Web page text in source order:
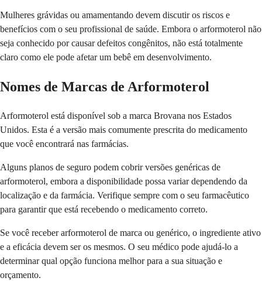
Mulheres grávidas ou amamentando devem discutir os riscos e
benefícios com o seu profissional de saúde. Embora o arformoterol não
seja conhecido por causar defeitos congênitos, não está totalmente
claro como ele pode afetar um bebê em desenvolvimento.
Nomes de Marcas de Arformoterol
Arformoterol está disponível sob a marca Brovana nos Estados
Unidos. Esta é a versão mais comumente prescrita do medicamento
que você encontrará nas farmácias.
Alguns planos de seguro podem cobrir versões genéricas de
arformoterol, embora a disponibilidade possa variar dependendo da
localização e da farmácia. Verifique sempre com o seu farmacêutico
para garantir que está recebendo o medicamento correto.
Se você receber arformoterol de marca ou genérico, o ingrediente ativo
e a eficácia devem ser os mesmos. O seu médico pode ajudá-lo a
determinar qual opção funciona melhor para a sua situação e
orçamento.